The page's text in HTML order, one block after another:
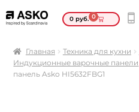
0руб. 0
Главная Техника для кухни
Индукционные варочные панели
панель Asko HI5632FBG1